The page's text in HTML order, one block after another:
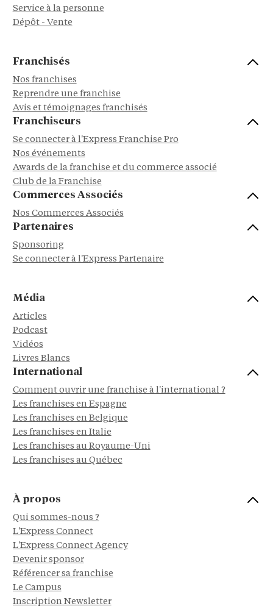
Service à la personne
Dépôt - Vente
Franchisés
Nos franchises
Reprendre une franchise
Avis et témoignages franchisés
Franchiseurs
Se connecter à l'Express Franchise Pro
Nos événements
Awards de la franchise et du commerce associé
Club de la Franchise
Commerces Associés
Nos Commerces Associés
Partenaires
Sponsoring
Se connecter à l'Express Partenaire
Média
Articles
Podcast
Vidéos
Livres Blancs
International
Comment ouvrir une franchise à l'international ?
Les franchises en Espagne
Les franchises en Belgique
Les franchises en Italie
Les franchises au Royaume-Uni
Les franchises au Québec
À propos
Qui sommes-nous ?
L'Express Connect
L'Express Connect Agency
Devenir sponsor
Référencer sa franchise
Le Campus
Inscription Newsletter